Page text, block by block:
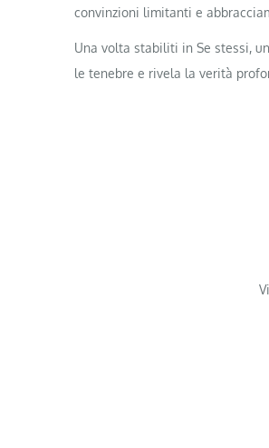
convinzioni limitanti e
Una volta stabiliti in Se stessi,
le tenebre e rivela la verità